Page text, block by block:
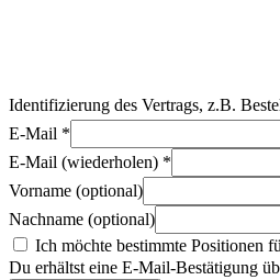
Identifizierung des Vertrags, z.B.
E-Mail *
E-Mail (wiederholen) *
Vorname (optional)
Nachname (optional)
Ich möchte bestimmte Positionen
Du erhältst eine E-Mail-Bestätigung